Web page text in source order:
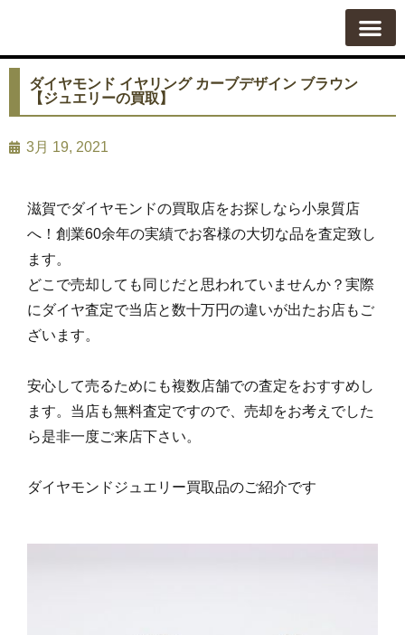
ダイヤモンド イヤリング カーブデザイン ブラウン
【ジュエリーの買取】
3月 19, 2021
滋賀でダイヤモンドの買取店をお探しなら小泉質店
へ！創業60余年の実績でお客様の大切な品を査定致し
ます。
どこで売却しても同じだと思われていませんか？実際
にダイヤ査定で当店と数十万円の違いが出たお店もご
ざいます。
安心して売るためにも複数店舗での査定をおすすめし
ます。当店も無料査定ですので、売却をお考えでした
ら是非一度ご来店下さい。
ダイヤモンドジュエリー買取品のご紹介です